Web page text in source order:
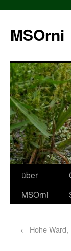
MSOrni
über
MSOrni
← Hohe